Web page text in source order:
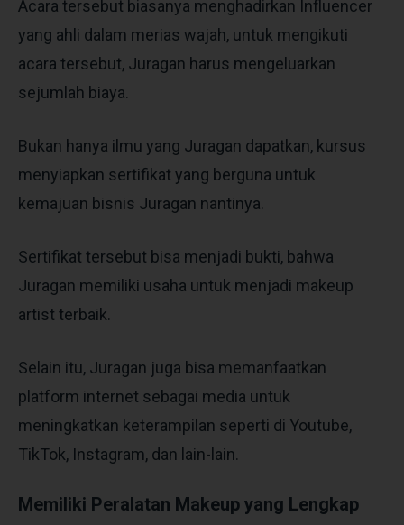
Acara tersebut biasanya menghadirkan Influencer
yang ahli dalam merias wajah, untuk mengikuti
acara tersebut, Juragan harus mengeluarkan
sejumlah biaya.
Bukan hanya ilmu yang Juragan dapatkan, kursus
menyiapkan sertifikat yang berguna untuk
kemajuan bisnis Juragan nantinya.
Sertifikat tersebut bisa menjadi bukti, bahwa
Juragan memiliki usaha untuk menjadi makeup
artist terbaik.
Selain itu, Juragan juga bisa memanfaatkan
platform internet sebagai media untuk
meningkatkan keterampilan seperti di Youtube,
TikTok, Instagram, dan lain-lain.
Memiliki Peralatan Makeup yang Lengkap